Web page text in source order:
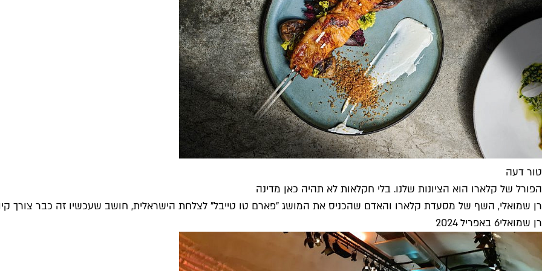
טור דעה
הפורל של קלארו הוא הציונות שלנו. בלי חקלאות לא תהיה כאן מדינה
רן שמואלי, השף של מסעדת קלארו והאדם שהכניס את המושג "פארם טו טייבל" לצלחת הישראלית, חושב שעכשיו זה כבר צורך
רן שמואלי6 באפריל 2024